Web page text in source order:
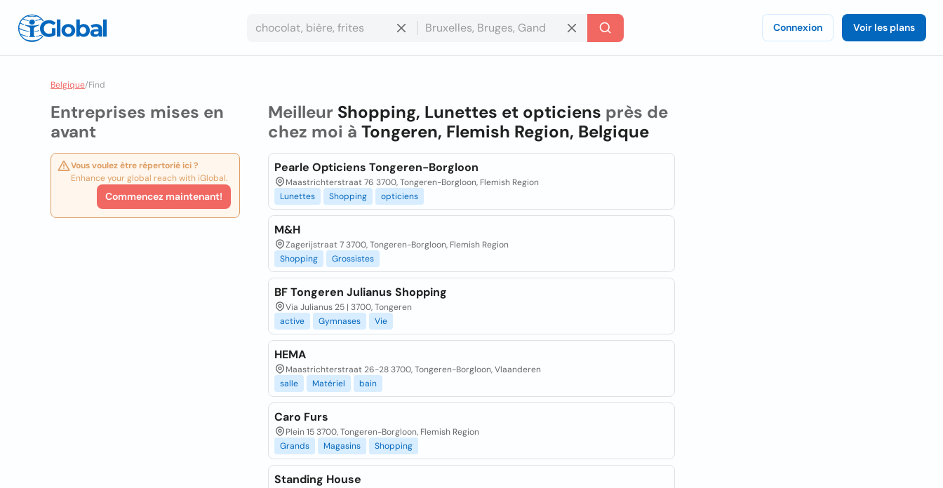
Connexion Voir les plans
Belgique/Find
Entreprises mises en
avant
Vous voulez être répertorié ici ?
Enhance your global reach with iGlobal.
Commencez maintenant!
Meilleur Shopping, Lunettes et opticiens près de
chez moi à Tongeren, Flemish Region, Belgique
Pearle Opticiens Tongeren-Borgloon
Maastrichterstraat 76 3700, Tongeren-Borgloon, Flemish Region
Lunettes
Shopping opticiens
M&H
Zagerijstraat 7 3700, Tongeren-Borgloon, Flemish Region
Shopping
Grossistes
BF Tongeren Julianus Shopping
Via Julianus 25 | 3700, Tongeren
active
Gymnases Vie
HEMA
Maastrichterstraat 26-28 3700, Tongeren-Borgloon, Vlaanderen
salle
Matériel bain
Caro Furs
Plein 15 3700, Tongeren-Borgloon, Flemish Region
Grands
Magasins Shopping
Standing House